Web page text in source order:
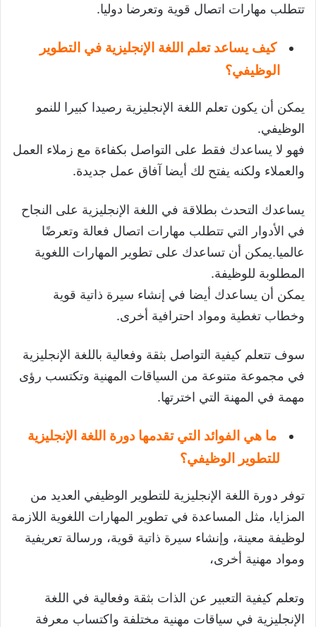
تتطلب مهارات اتصال قوية وتعرضا دوليا.
كيف يساعد تعلم اللغة الإنجليزية في التطوير
الوظيفي؟
يمكن أن يكون تعلم اللغة الإنجليزية رصيدا كبيرا للنمو
الوظيفي.
فهو لا يساعدك فقط على التواصل بكفاءة مع زملاء العمل
والعملاء ولكنه يفتح لك أيضا آفاق عمل جديدة.
يساعدك التحدث بطلاقة في اللغة الإنجليزية على النجاح
في الأدوار التي تتطلب مهارات اتصال فعالة وتعرضًا
عالميا.يمكن أن تساعدك على تطوير المهارات اللغوية
المطلوبة للوظيفة.
يمكن أن يساعدك أيضا في إنشاء سيرة ذاتية قوية
وخطاب تغطية ومواد احترافية أخرى.
سوف تتعلم كيفية التواصل بثقة وفعالية باللغة الإنجليزية
في مجموعة متنوعة من السياقات المهنية وتكتسب رؤى
مهمة في المهنة التي اخترتها.
ما هي الفوائد التي تقدمها دورة اللغة الإنجليزية
للتطوير الوظيفي؟
توفر دورة اللغة الإنجليزية للتطوير الوظيفي العديد من
المزايا، مثل المساعدة في تطوير المهارات اللغوية اللازمة
لوظيفة معينة، وإنشاء سيرة ذاتية قوية، ورسالة تعريفية
ومواد مهنية أخرى،
وتعلم كيفية التعبير عن الذات بثقة وفعالية في اللغة
الإنجليزية في سياقات مهنية مختلفة واكتساب معرفة